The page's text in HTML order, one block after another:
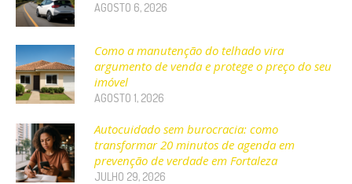
AGOSTO 6, 2026
Como a manutenção do telhado vira
argumento de venda e protege o preço do seu
imóvel
AGOSTO 1, 2026
Autocuidado sem burocracia: como
transformar 20 minutos de agenda em
prevenção de verdade em Fortaleza
JULHO 29, 2026